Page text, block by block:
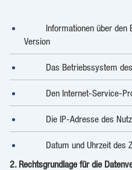
Informationen über den
Version
Das Betriebssystem des
Den Internet-Service-
Die IP-Adresse des
Datum und Uhrzeit des
2. Rechtsgrundlage für die